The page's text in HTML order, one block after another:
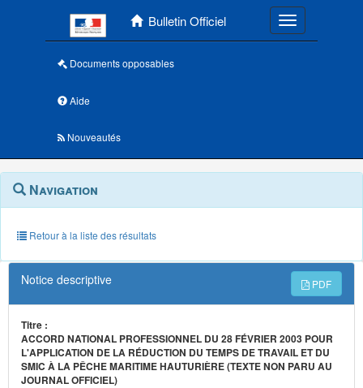
Bulletin Officiel Toggle
Documents opposables
Aide
Nouveautés
Navigation
outils
annexes
Menu
contextuel
Navigation
Retour à la liste des résultats
Notice descriptive PDF
Titre :
ACCORD NATIONAL PROFESSIONNEL DU 28 FÉVRIER 2003 POUR
L'APPLICATION DE LA RÉDUCTION DU TEMPS DE TRAVAIL ET DU
SMIC À LA PÊCHE MARITIME HAUTURIÈRE (TEXTE NON PARU AU
JOURNAL OFFICIEL)